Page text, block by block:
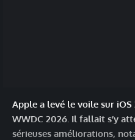
Apple a levé le voile sur
WWDC 2026. Il fallait s’y
sérieuses améliorations,